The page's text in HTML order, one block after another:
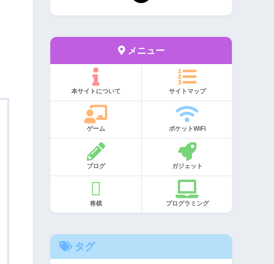
メニュー
本サイトについて サイトマップ
ゲーム ポケットWiFi
ブログ ガジェット
将棋 プログラミング
タグ